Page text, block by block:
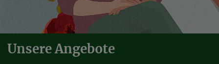
Unsere Angebote